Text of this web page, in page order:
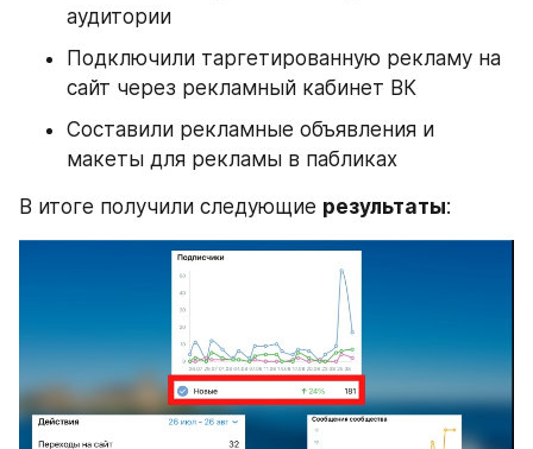
аудитории
Подключили таргетированную рекламу на
сайт через рекламный кабинет ВК
Составили рекламные объявления и
макеты для рекламы в пабликах
В итоге получили следующие результаты: